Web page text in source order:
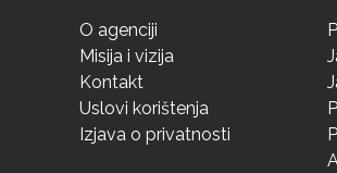
O agenciji
Misija i vizija
Kontakt
Uslovi korištenja
Izjava o privatnosti